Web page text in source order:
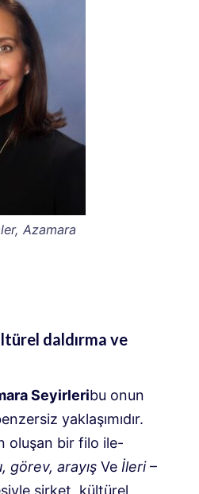
Azamara
daldırma ve
Seyirleribu onun
yaklaşımıdır.
oluşan bir filo ile-
görev, arayış Ve İleri–
şirket, kültürel